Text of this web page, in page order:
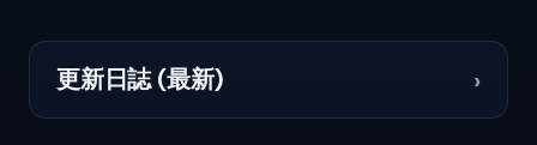
更新日誌 (最新) ›